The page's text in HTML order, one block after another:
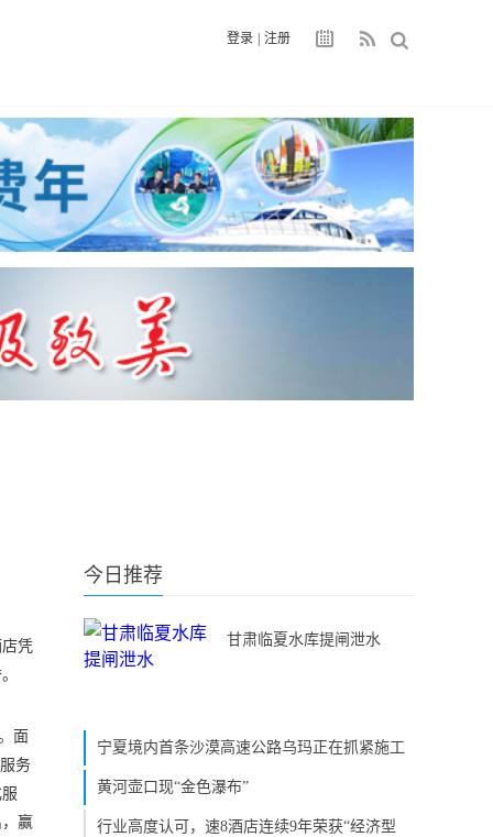
登录 注册
凭
面
务
赢
今日推荐
甘肃临夏水库提闸泄水
宁夏境内首条沙漠高速公路乌玛正在抓紧施工
黄河壶口现“金色瀑布”
行业高度认可，速8酒店连续9年荣获“经济型